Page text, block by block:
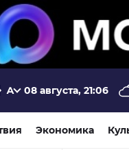
08 августа, 21:06
Экономика